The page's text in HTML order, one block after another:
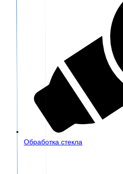
Обработка стекла